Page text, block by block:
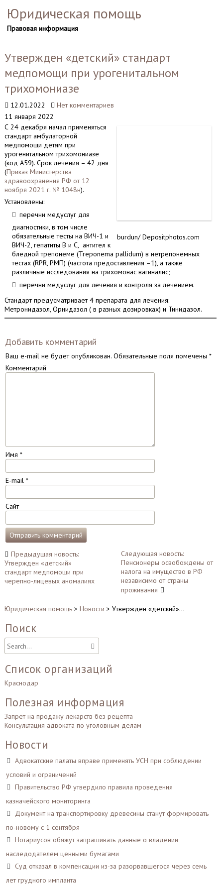
Юридическая помощь
Правовая информация
Утвержден «детский» стандарт
медпомощи при урогенитальном
трихомониазе
12.01.2022
Нет комментариев
11 января 2022
burdun/ Depositphotos.com
С 24 декабря начал применяться
стандарт амбулаторной
медпомощи детям при
урогенитальном трихомониазе
(код А59). Срок лечения – 42 дня
(Приказ Министерства
здравоохранения РФ от 12
ноября 2021 г. № 1048н).
Установлены:
перечни медуслуг для
диагностики, в том числе
обязательные тесты на ВИЧ-1 и
ВИЧ-2, гепатиты В и С, антител к
бледной трепонеме (Treponema pallidum) в нетрепонемных
тестах (RPR, РМП) (частота предоставления –1), а также
различные исследования на трихомонас вагиналис;
перечни медуслуг для лечения и контроля за лечением.
Стандарт предусматривает 4 препарата для лечения:
Метронидазол, Орнидазол ( в разных дозировках) и Тинидазол.
Добавить комментарий
Ваш e-mail не будет опубликован.Обязательные поля помечены *
Комментарий
Имя *
E-mail *
Сайт
Навигация
по
записям
Предыдущая новость:
Утвержден «детский»
стандарт медпомощи при
черепно-лицевых аномалиях
Следующая новость:
Пенсионеры освобождены от
налога на имущество в РФ
независимо от страны
проживания
Юридическая помощь> Новости > Утвержден «детский»…
Поиск
Список организаций
Краснодар
Полезная информация
Запрет на продажу лекарств без рецепта
Консультация адвоката по уголовным делам
Новости
Адвокатские палаты вправе применять УСН при соблюдении
условий и ограничений
Правительство РФ утвердило правила проведения
казначейского мониторинга
Документ на транспортировку древесины станут формировать
по-новому с 1 сентября
Нотариусов обяжут запрашивать данные о владении
наследодателем ценными бумагами
Суд отказал в компенсации из-за разорвавшегося через семь
лет грудного импланта